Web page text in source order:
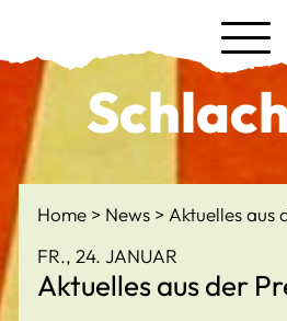
Home News
Aktuelles aus
FR., 24. JANUAR
Aktuelles aus der